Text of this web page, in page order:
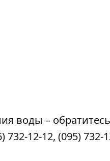
воды –
732-12-12, (095) 732-